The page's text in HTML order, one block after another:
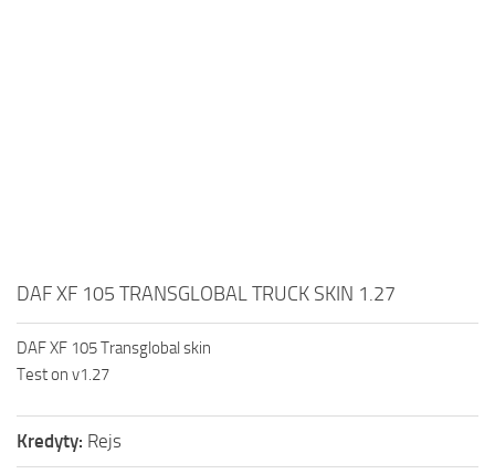
DAF XF 105 TRANSGLOBAL TRUCK SKIN 1.27
DAF XF 105 Transglobal skin
Test on v1.27
Kredyty: Rejs